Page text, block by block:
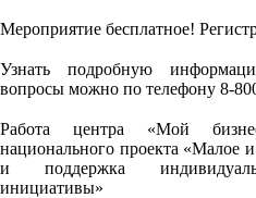
Мероприятие бесплатное!
Узнать подробную
вопросы можно по телефону 8-
Работа центра «Мой
национального проекта «Малое
и поддержка
инициативы»